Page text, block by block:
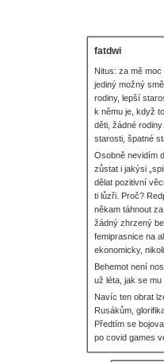
fatdwi
Nitus: za mě
jediný možný
rodiny, lepší
k němu je, když
děti, žádné
starosti, špatné
Osobně nevidím
zůstat i jakýsi
dělat pozitivní
ti lůzři. Proč?
někam táhnout
žádný zhrzený
femiprasnice na
ekonomicky,
Behemot není
už léta, jak se mu
Navíc ten obrat
Rusákům,
Předtím se
po covid games